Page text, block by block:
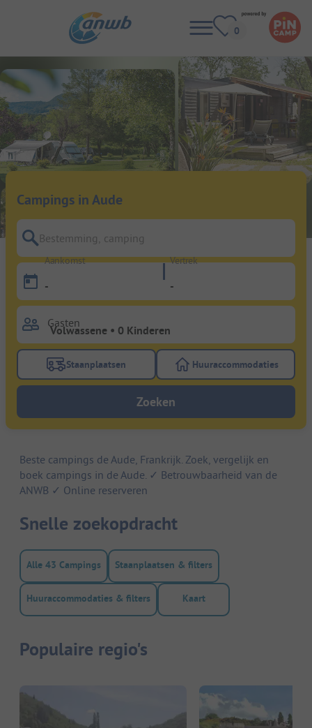
Campings in Aude
Bestemming, camping
Aankomst
-
Vertrek
-
Gasten
Gebruik de filterknop staanplaatsen om te zoeken
Staanplaatsen Gebruik de
Huuraccommodaties
Zoeken
Beste campings de Aude, Frankrijk. Zoek, vergelijk en
boek campings in de Aude. ✓ Betrouwbaarheid van de
ANWB ✓ Online reserveren
Snelle zoekopdracht
Alle 43 Campings Staanplaatsen & filters
Huuraccommodaties & filters Kaart
Populaire regio's